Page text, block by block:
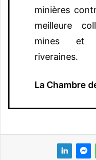
minières
meilleure
mines et
riveraines.
La Chambre